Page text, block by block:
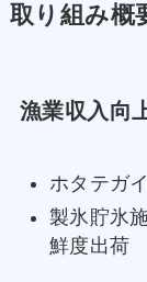
取り組み概
漁業収入向
ホタテガ
製氷貯氷
鮮度出荷